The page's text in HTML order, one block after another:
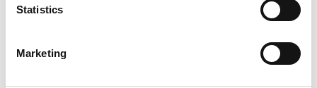
Statistics
Marketing